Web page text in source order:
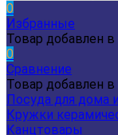
0
Избранные
Товар добавлен
0
Сравнение
Товар добавлен
Посуда для дома
Кружки
Канцтовары